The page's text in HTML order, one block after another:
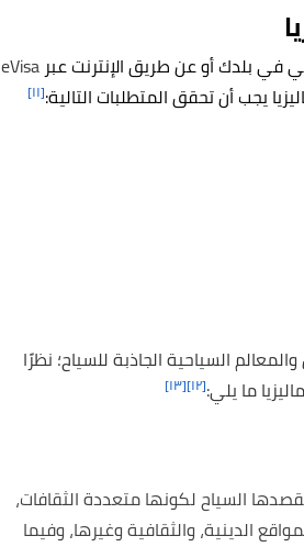
في بلدك أو عن طريق الإنترنت عبرeVisa
يجب أن تحقق المتطلبات التالية:[١١]
السياحية الجاذبة للسياح؛ نظرًا
ما يلي:[١٢] [١٣]
السياح لكونها متعددة الثقافات،
الدينية، والثقافية وغيرها، وفيما